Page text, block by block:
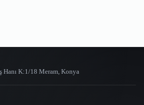
Hanı K:1/18 Meram, Konya